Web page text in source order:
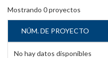
Mostrando 0proyectos
NÚM. DE PROYECTO
No hay datos disponibles